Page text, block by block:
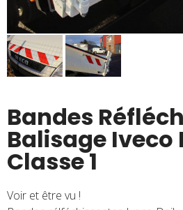
Bandes
Balisage Iveco
Classe 1
Voir et être vu !